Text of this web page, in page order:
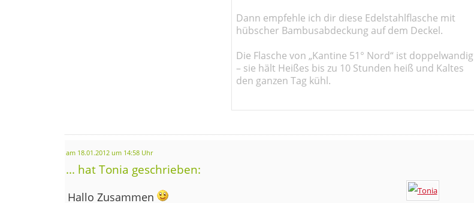
Dann empfehle ich dir diese Edelstahlflasche mit
hübscher Bambusabdeckung auf dem Deckel.
Die Flasche von „Kantine 51° Nord“ ist doppelwandig
– sie hält Heißes bis zu 10 Stunden heiß und Kaltes
den ganzen Tag kühl.
am 18.01.2012 um 14:58 Uhr
... hat Tonia geschrieben:
Hallo Zusammen